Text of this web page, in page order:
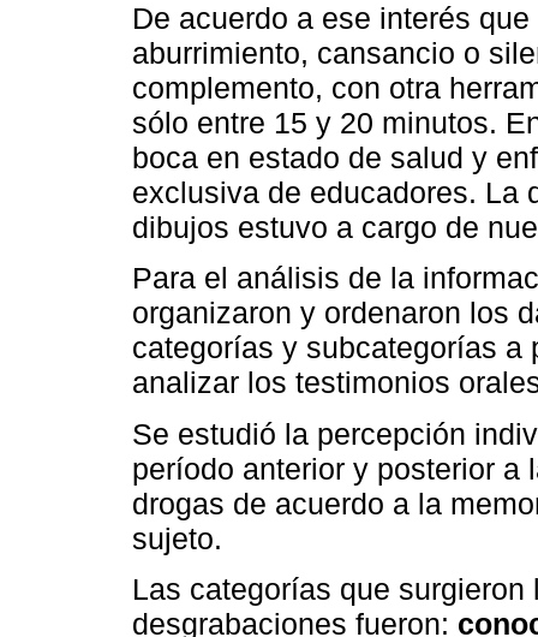
De acuerdo a ese interés
aburrimiento, cansancio o
complemento, con otra
sólo entre 15 y 20 minutos.
boca en estado de salud y
exclusiva de educadores. La
dibujos estuvo a cargo de
Para el análisis de la
organizaron y ordenaron los
categorías y subcategorías a
analizar los testimonios
Se estudió la percepción
período anterior y posterior a
drogas de acuerdo a la
sujeto.
Las categorías que
desgrabaciones fueron: